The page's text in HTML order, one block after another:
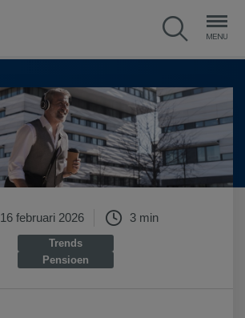
16 februari 2026 3 min
Trends
Pensioen